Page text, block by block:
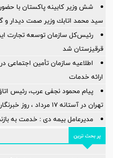
شش وزیر کابینه پاکستان با حضور
سيد محمد اتابك وزير صمت ديدار و
رئیس‌کل سازمان توسعه تجارت
قرقیزستان شد
اطلاعیه سازمان تأمین
ارائه خدمات
پیام محمود نجفی عرب، رئیس
تهران در آستانه 17 مرداد ، روز خبرنگار
مدیرعامل بیمه دی : خدمت به
پر بحث ترین